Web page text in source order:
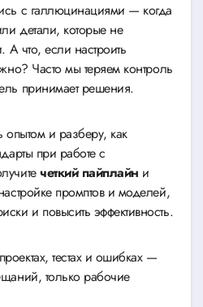
с галлюцинациями — когда
детали, которые не
А что, если настроить
Часто мы теряем контроль
принимает решения.
опытом и разберу, как
при работе с
четкий пайплайн и
промптов и моделей,
и повысить эффективность.
тестах и ошибках —
только рабочие